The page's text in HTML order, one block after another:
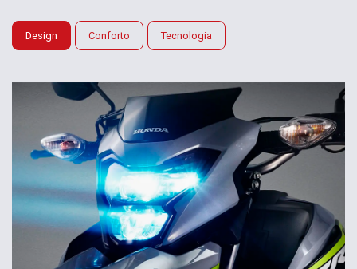
Design Conforto Tecnologia